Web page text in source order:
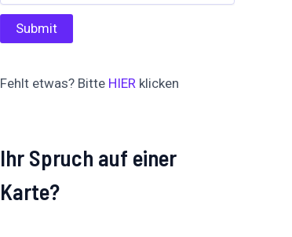
Fehlt etwas? Bitte HIER klicken
Ihr Spruch auf einer
Karte?